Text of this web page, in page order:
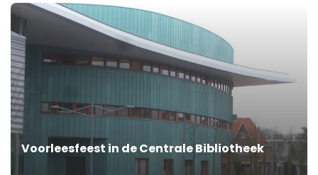
Voorleesfeest in de Centrale Bibliotheek